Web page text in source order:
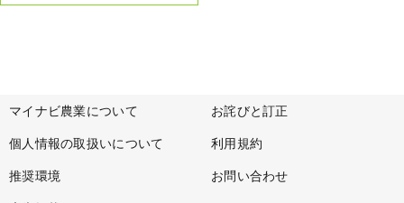
マイナビ農業について お詫びと訂正
個人情報の取扱いについて 利用規約
推奨環境 お問い合わせ